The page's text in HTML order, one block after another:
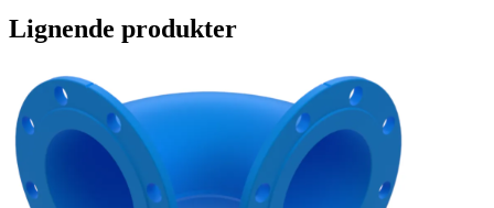
Lignende produkter